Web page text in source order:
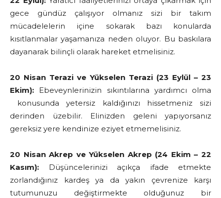
gece gündüz çalışıyor olmanız sizi bir takım
mücadelelerin içine sokarak bazı konularda
kısıtlanmalar yaşamanıza neden oluyor. Bu baskılara
dayanarak bilinçli olarak hareket etmelisiniz.
20 Nisan Terazi ve Yükselen Terazi (23 Eylül – 23
Ekim): Ebeveynlerinizin sıkıntılarına yardımcı olma
konusunda yetersiz kaldığınızı hissetmeniz sizi
derinden üzebilir. Elinizden geleni yapıyorsanız
gereksiz yere kendinize eziyet etmemelisiniz.
20 Nisan Akrep ve Yükselen Akrep (24 Ekim – 22
Kasım): Düşüncelerinizi açıkça ifade etmekte
zorlandığınız kardeş ya da yakın çevrenize karşı
tutumunuzu değiştirmekte olduğunuz bir